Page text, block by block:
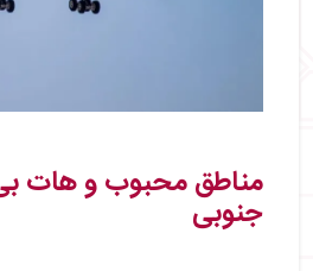
مناطق محبوب و هات
جنوبی